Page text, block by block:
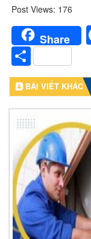
Post Views: 176
Share
Share
BÀI VIẾT KHÁC